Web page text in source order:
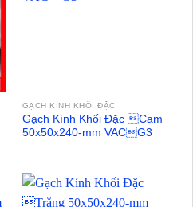
GẠCH KÍNH KHỐI ĐẶC
Gạch Kính Khối Đặc Cam
50x50x240-mm VACG3